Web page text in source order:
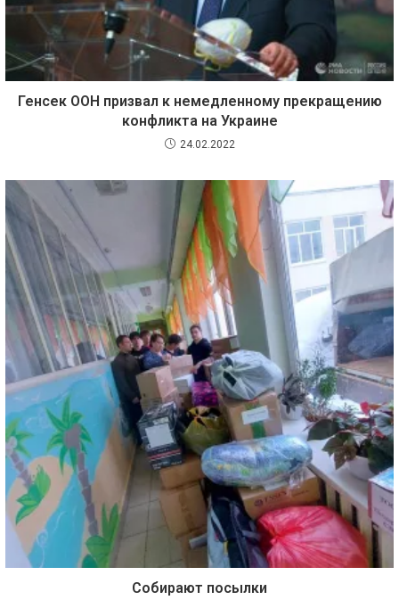
Генсек ООН призвал к немедленному прекращению
конфликта на Украине
24.02.2022
Собирают посылки